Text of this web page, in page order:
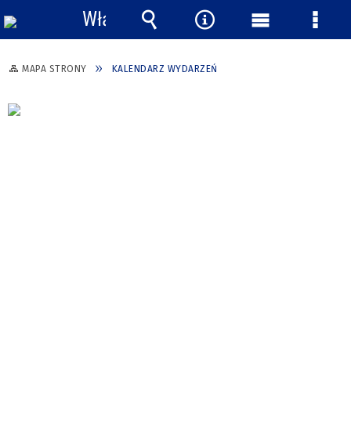
MAPA STRONY KALENDARZ WYDARZEŃ
Włącz
powiadomienia
Wyszukiwarka
Narzędzia
Menu Menu